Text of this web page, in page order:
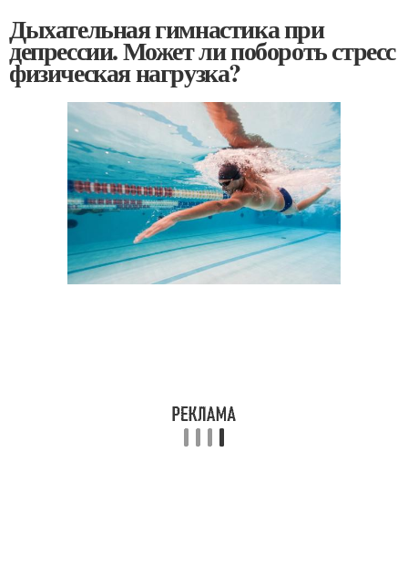
Дыхательная гимнастика при
депрессии. Может ли побороть стресс
физическая нагрузка?